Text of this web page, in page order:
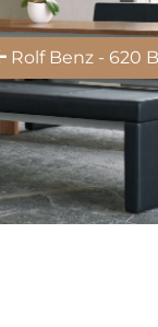
Rolf Benz - 620